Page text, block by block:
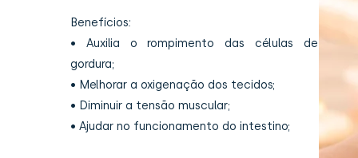
Benefícios:
• Auxilia o rompimento das células de
gordura;
• Melhorar a oxigenação dos tecidos;
• Diminuir a tensão muscular;
• Ajudar no funcionamento do intestino;